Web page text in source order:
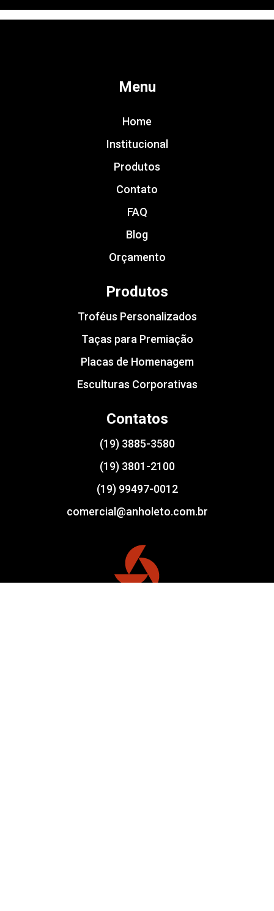
Menu
Home
Institucional
Produtos
Contato
FAQ
Blog
Orçamento
Produtos
Troféus Personalizados
Taças para Premiação
Placas de Homenagem
Esculturas Corporativas
Contatos
(19) 3885-3580
(19) 3801-2100
(19) 99497-0012
comercial@anholeto.com.br